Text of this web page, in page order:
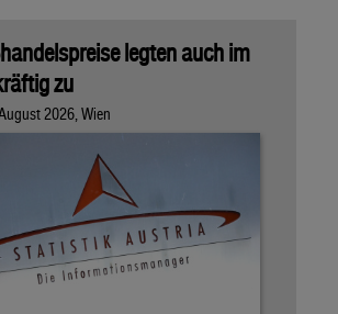
legten auch im
zu
2026, Wien